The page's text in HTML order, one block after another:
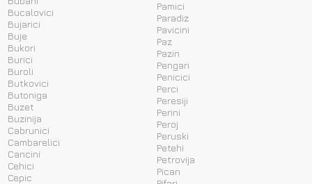
Bucalovici
Bujarici
Buje
Bukori
Burici
Buroli
Butkovici
Butoniga
Buzet
Buzinija
Cabrunici
Cambarelici
Cancini
Cehici
Cepic
Pamici
Paradiz
Pavicini
Paz
Pazin
Pengari
Penicici
Perci
Peresiji
Perini
Peroj
Peruski
Petehi
Petrovija
Pican